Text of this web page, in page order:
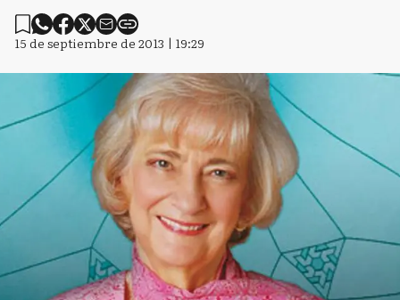
15 de septiembre de 2013 | 19:29